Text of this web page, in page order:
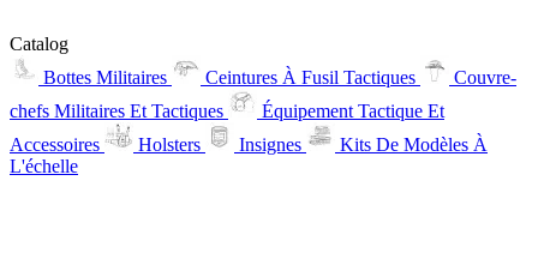
Catalog
Bottes Militaires
Ceintures À Fusil Tactiques
Couvre-
chefs Militaires Et Tactiques
Équipement Tactique Et
Accessoires
Holsters Insignes
Kits De Modèles À
L'échelle